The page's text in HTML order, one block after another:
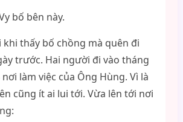
bố bên này.
thấy bố chồng mà quên đi
trước. Hai người đi vào tháng
làm việc của Ông Hùng. Vì là
cũng ít ai lui tới. Vừa lên tới nơi